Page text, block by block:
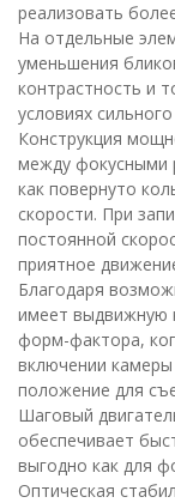
реализовать
На отдельные
уменьшения
контрастность и
условиях
Конструкция
между фокусными
как повернуто
скорости. При
постоянной
приятное
Благодаря
имеет выдвижную
форм-фактора,
включении
положение для
Шаговый
обеспечивает
выгодно как для
Оптическая